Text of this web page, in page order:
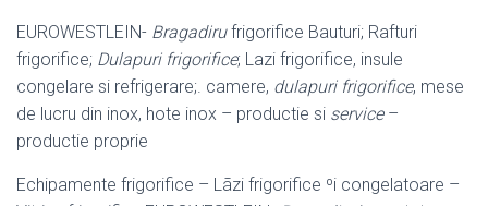
EUROWESTLEIN- Bragadirufrigorifice Bauturi; Rafturi
frigorifice; Dulapuri frigorifice; Lazi frigorifice, insule
congelare si refrigerare;. camere, dulapuri frigorifice, mese
de lucru din inox, hote inox – productie si service–
productie proprie
Echipamente frigorifice – Lãzi frigorifice ºi congelatoare –